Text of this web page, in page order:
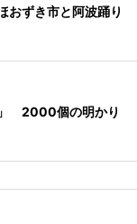
おずき市と阿波踊り
2000個の明かり